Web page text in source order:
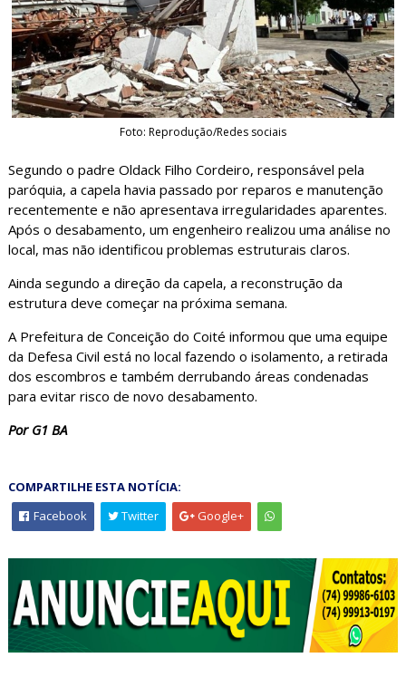
Foto: Reprodução/Redes sociais
Segundo o padre Oldack Filho Cordeiro, responsável pela
paróquia, a capela havia passado por reparos e manutenção
recentemente e não apresentava irregularidades aparentes.
Após o desabamento, um engenheiro realizou uma análise no
local, mas não identificou problemas estruturais claros.
Ainda segundo a direção da capela, a reconstrução da
estrutura deve começar na próxima semana.
A Prefeitura de Conceição do Coité informou que uma equipe
da Defesa Civil está no local fazendo o isolamento, a retirada
dos escombros e também derrubando áreas condenadas
para evitar risco de novo desabamento.
Por G1 BA
COMPARTILHE ESTA NOTÍCIA:
Facebook
Twitter Google+